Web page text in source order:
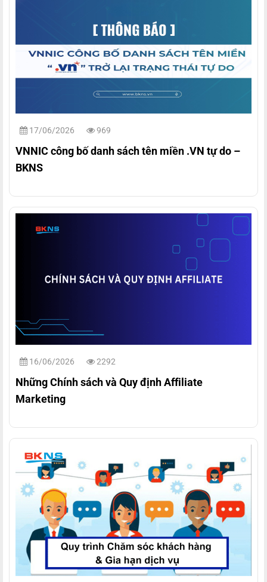
17/06/2026 969
VNNIC công bố danh sách tên miền .VN tự do –
BKNS
16/06/2026 2292
Những Chính sách và Quy định Affiliate
Marketing